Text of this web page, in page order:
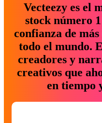
Vecteezy es el
stock número
confianza de más
todo el mundo.
creadores y
creativos que
en tiempo